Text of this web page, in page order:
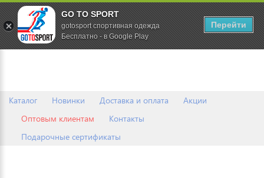
Каталог Новинки Доставка и оплата
Акции
Оптовым клиентам
Контакты
Подарочные сертификаты
0
GO TO SPORT
gotosport спортивная одежда
Бесплатно - в Google Play
Перейти